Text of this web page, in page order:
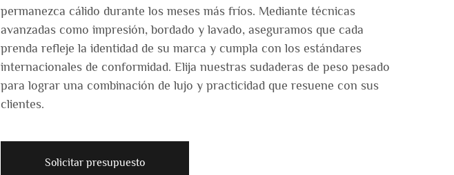
permanezca cálido durante los meses más fríos. Mediante técnicas
avanzadas como impresión, bordado y lavado, aseguramos que cada
prenda refleje la identidad de su marca y cumpla con los estándares
internacionales de conformidad. Elija nuestras sudaderas de peso pesado
para lograr una combinación de lujo y practicidad que resuene con sus
clientes.
Solicitar presupuesto